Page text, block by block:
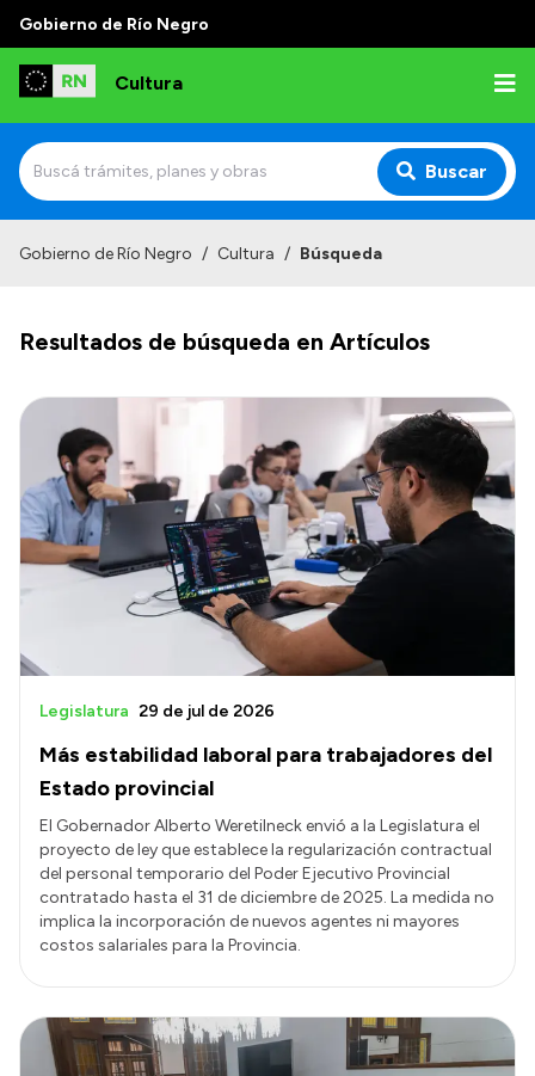
Gobierno de Río Negro
Cultura
Buscar
Funciones
Autoridades
Delegaciones
Normativa
Transparencia
Presupuesto
Boletín Oficial
Compras y licitaciones
Consulta de pago a proveedores
Convocatorias
Intranet
Login
Gobierno de Río Negro / Cultura / Búsqueda
Resultados de búsqueda en Artículos
Más estabilidad laboral para trabajadores del
Estado provincial
Legislatura 29 de jul de 2026
El Gobernador Alberto Weretilneck envió a la Legislatura el
proyecto de ley que establece la regularización contractual
del personal temporario del Poder Ejecutivo Provincial
contratado hasta el 31 de diciembre de 2025. La medida no
implica la incorporación de nuevos agentes ni mayores
costos salariales para la Provincia.